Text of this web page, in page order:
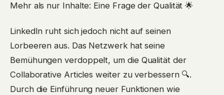
Mehr als nur Inhalte: Eine Frage der Qualität 🌟
LinkedIn ruht sich jedoch nicht auf seinen
Lorbeeren aus. Das Netzwerk hat seine
Bemühungen verdoppelt, um die Qualität der
Collaborative Articles weiter zu verbessern 🔍.
Durch die Einführung neuer Funktionen wie